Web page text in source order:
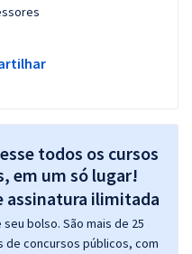
todos os cursos
em um só lugar!
bolso. São mais de 25
de concursos públicos, com